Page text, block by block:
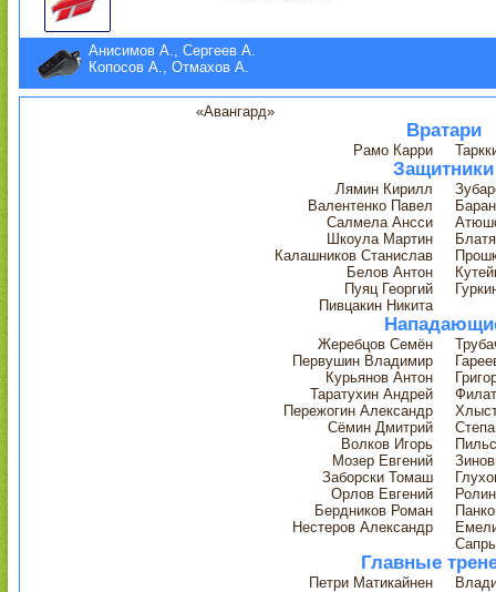
Анисимов А., Сергеев А.
Копосов А., Отмахов А.
«Авангард»
Вратари
Рамо Карри
Защитники
Лямин Кирилл
Валентенко Павел
Салмела Ансси
Шкоула Мартин
Калашников Станислав
Белов Антон
Пуяц Георгий
Пивцакин Никита
Жеребцов Семён
Первушин Владимир
Курьянов Антон
Таратухин Андрей
Пережогин Александр
Сёмин Дмитрий
Волков Игорь
Мозер Евгений
Заборски Томаш
Орлов Евгений
Бердников Роман
Нестеров Александр
Главные
Петри Матикайнен